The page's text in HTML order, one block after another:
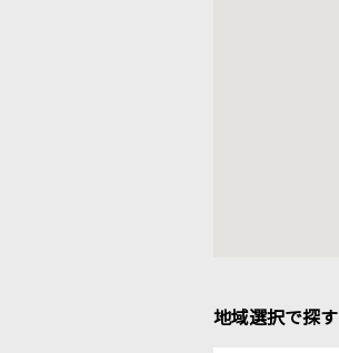
地域選択で探す